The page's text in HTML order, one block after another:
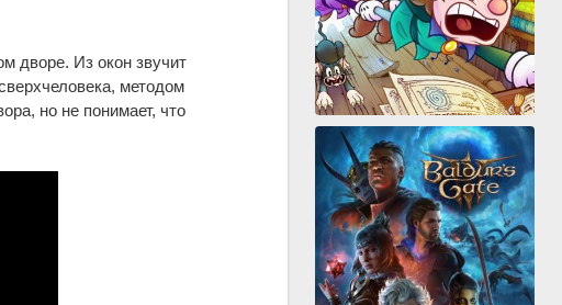
дворе. Из окон звучит
методом
но не понимает, что